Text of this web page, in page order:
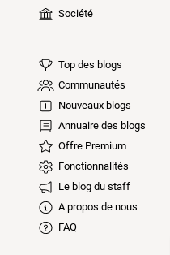
Société
Top des blogs
Communautés
Nouveaux blogs
Annuaire des blogs
Offre Premium
Fonctionnalités
Le blog du staff
A propos de nous
FAQ